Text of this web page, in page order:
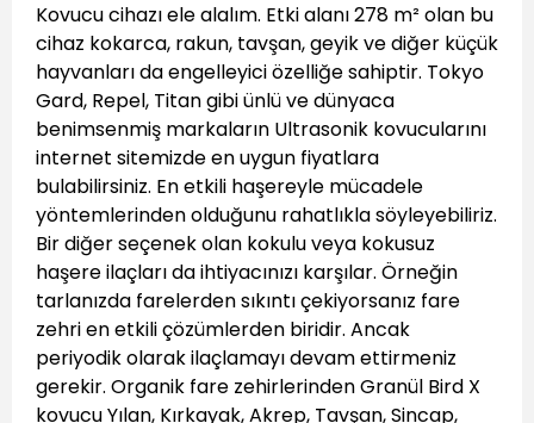
Kovucu cihazı ele alalım. Etki alanı 278 m² olan bu
cihaz kokarca, rakun, tavşan, geyik ve diğer küçük
hayvanları da engelleyici özelliğe sahiptir. Tokyo
Gard, Repel, Titan gibi ünlü ve dünyaca
benimsenmiş markaların Ultrasonik kovucularını
internet sitemizde en uygun fiyatlara
bulabilirsiniz. En etkili haşereyle mücadele
yöntemlerinden olduğunu rahatlıkla söyleyebiliriz.
Bir diğer seçenek olan kokulu veya kokusuz
haşere ilaçları da ihtiyacınızı karşılar. Örneğin
tarlanızda farelerden sıkıntı çekiyorsanız fare
zehri en etkili çözümlerden biridir. Ancak
periyodik olarak ilaçlamayı devam ettirmeniz
gerekir. Organik fare zehirlerinden Granül Bird X
kovucu Yılan, Kırkayak, Akrep, Tavşan, Sincap,